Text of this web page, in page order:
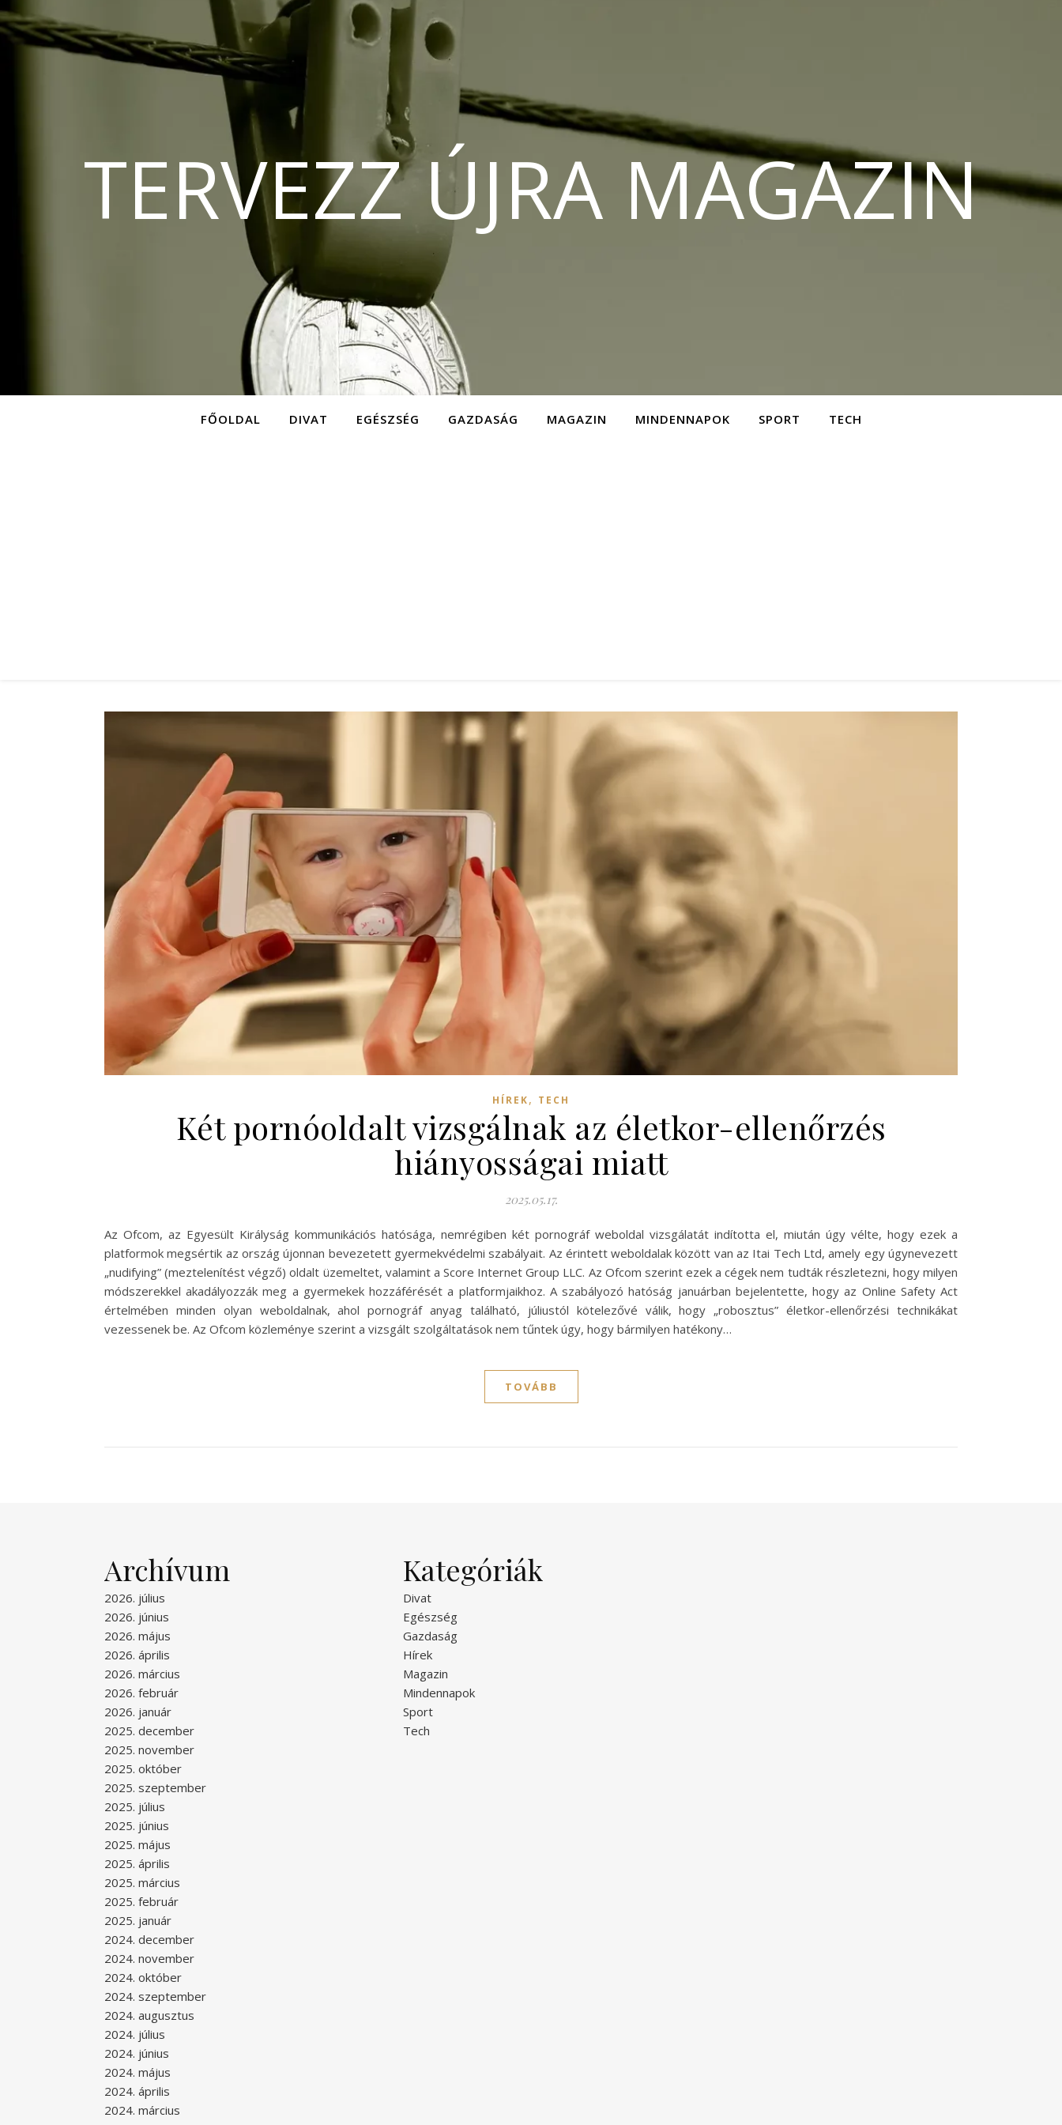
TERVEZZ ÚJRA MAGAZIN
FŐOLDAL DIVAT EGÉSZSÉG GAZDASÁG MAGAZIN MINDENNAPOK SPORT TECH
HÍREK, TECH
Két pornóoldalt vizsgálnak az életkor-ellenőrzés
hiányosságai miatt
2025.05.17.
Az Ofcom, az Egyesült Királyság kommunikációs hatósága, nemrégiben két pornográf weboldal vizsgálatát indította el, miután úgy vélte, hogy ezek a
platformok megsértik az ország újonnan bevezetett gyermekvédelmi szabályait. Az érintett weboldalak között van az Itai Tech Ltd, amely egy úgynevezett
„nudifying” (meztelenítést végző) oldalt üzemeltet, valamint a Score Internet Group LLC. Az Ofcom szerint ezek a cégek nem tudták részletezni, hogy milyen
módszerekkel akadályozzák meg a gyermekek hozzáférését a platformjaikhoz. A szabályozó hatóság januárban bejelentette, hogy az Online Safety Act
értelmében minden olyan weboldalnak, ahol pornográf anyag található, júliustól kötelezővé válik, hogy „robosztus” életkor-ellenőrzési technikákat
vezessenek be. Az Ofcom közleménye szerint a vizsgált szolgáltatások nem tűntek úgy, hogy bármilyen hatékony…
TOVÁBB
Archívum
2026. július
2026. június
2026. május
2026. április
2026. március
2026. február
2026. január
2025. december
2025. november
2025. október
2025. szeptember
2025. július
2025. június
2025. május
2025. április
2025. március
2025. február
2025. január
2024. december
2024. november
2024. október
2024. szeptember
2024. augusztus
2024. július
2024. június
2024. május
2024. április
2024. március
Kategóriák
Divat
Egészség
Gazdaság
Hírek
Magazin
Mindennapok
Sport
Tech